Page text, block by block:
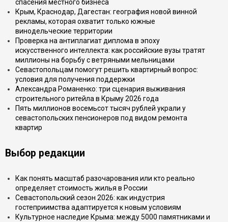
спасения местного бизнеса
Крым, Краснодар, Дагестан: география новой винной
рекламы, которая охватит только южные
винодельческие территории
Проверка на антиплагиат диплома в эпоху
искусственного интеллекта: как российские вузы тратят
миллионы на борьбу с ветряными мельницами
Севастопольцам помогут решить квартирный вопрос:
условия для получения поддержки
Александра Романенко: три сценария выживания
строительного ритейла в Крыму 2026 года
Пять миллионов восемьсот тысяч рублей украли у
севастопольских пенсионеров под видом ремонта
квартир
Выбор редакции
Как понять масштаб разочарования или кто реально
определяет стоимость жилья в России
Севастопольский сезон 2026: как индустрия
гостеприимства адаптируется к новым условиям
Культурное наследие Крыма: между 5000 памятниками и